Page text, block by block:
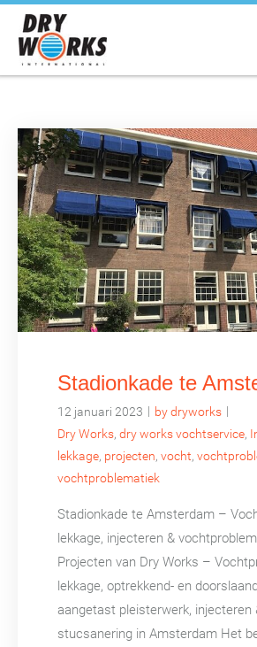
Stadionkade te
12 januari 2023 | by dryworks |
Dry Works, dry works vochtservice,
lekkage, projecten, vocht,
vochtproblematiek
Stadionkade te Amsterdam –
lekkage, injecteren &
Projecten van Dry Works –
lekkage, optrekkend- en
aangetast pleisterwerk, injecteren
stucsanering in Amsterdam Het